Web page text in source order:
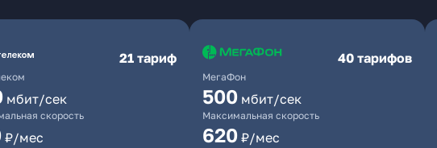
21 тариф
мбит/сек
скорость
₽/мес
МегаФон
40 тарифов
500 мбит/сек
Максимальная скорость
620 ₽/мес